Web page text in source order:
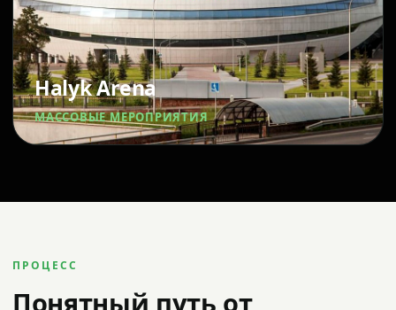
Halyk Arena
МАССОВЫЕ МЕРОПРИЯТИЯ
ПРОЦЕСС
Понятный путь от